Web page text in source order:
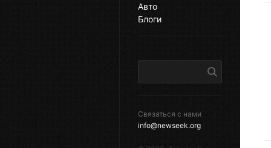
Авто
Блоги
Связаться с нами
info@newseek.org